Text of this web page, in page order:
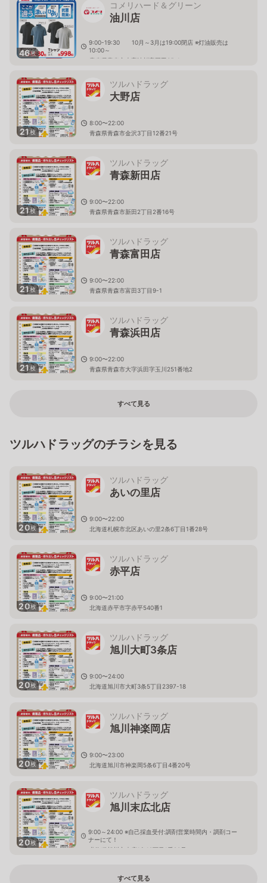
46枚
コメリハード＆グリーン
油川店
9:00-19:30 10月～3月は19:00閉店 ※灯油販売は
10:00～
青森県青森市大字油川字岡田35-1
21枚
ツルハドラッグ
大野店
8:00〜22:00
青森県青森市金沢3丁目12番21号
21枚
ツルハドラッグ
青森新田店
9:00〜22:00
青森県青森市新田2丁目2番16号
21枚
ツルハドラッグ
青森富田店
9:00〜22:00
青森県青森市富田3丁目9-1
21枚
ツルハドラッグ
青森浜田店
9:00〜22:00
青森県青森市大字浜田字玉川251番地2
すべて見る
ツルハドラッグのチラシを見る
20枚
ツルハドラッグ
あいの里店
9:00〜22:00
北海道札幌市北区あいの里2条6丁目1番28号
20枚
ツルハドラッグ
赤平店
9:00〜21:00
北海道赤平市字赤平540番1
20枚
ツルハドラッグ
旭川大町3条店
9:00〜24:00
北海道旭川市大町3条5丁目2397-18
20枚
ツルハドラッグ
旭川神楽岡店
9:00〜23:00
北海道旭川市神楽岡5条6丁目4番20号
20枚
ツルハドラッグ
旭川末広北店
9:00～24:00 ※自己採血受付:調剤営業時間内・調剤コー
ナーにて！
北海道旭川市末広1条10丁目1番20号
すべて見る